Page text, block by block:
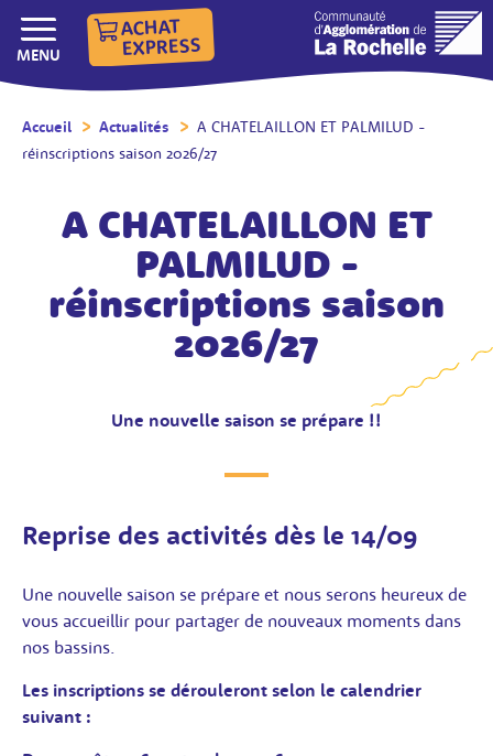
ACHAT
EXPRESS
AFFICHER/MASQUER LE
MENU
Accueil Actualités
A CHATELAILLON ET PALMILUD -
réinscriptions saison 2026/27
A CHATELAILLON ET
PALMILUD -
réinscriptions saison
2026/27
Une nouvelle saison se prépare !!
Reprise des activités dès le 14/09
Une nouvelle saison se prépare et nous serons heureux de
vous accueillir pour partager de nouveaux moments dans
nos bassins.
Les inscriptions se dérouleront selon le calendrier
suivant :